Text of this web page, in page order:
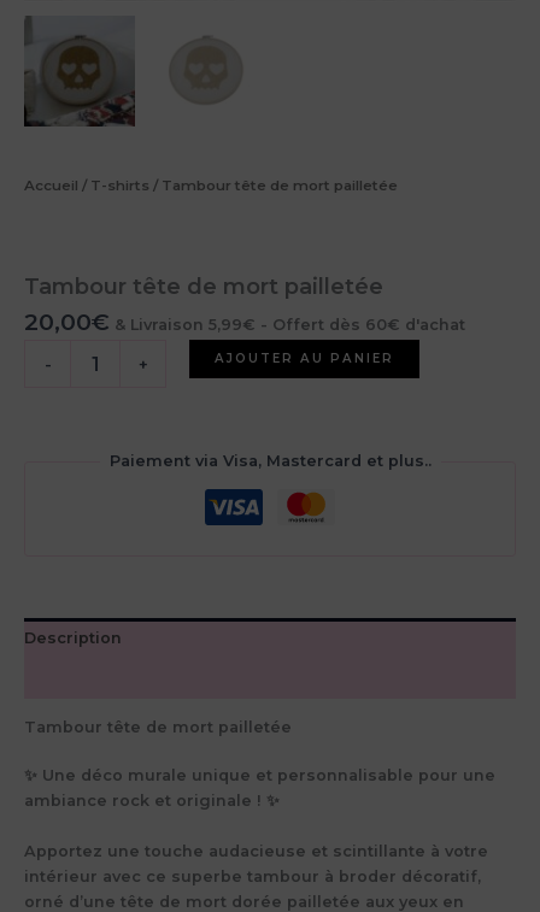
Accueil / T-shirts / Tambour tête de mort pailletée
Tambour tête de mort pailletée
20,00€ & Livraison 5,99€ - Offert dès 60€ d'achat
- + AJOUTER AU PANIER
Paiement via Visa, Mastercard et plus..
Description
Tambour tête de mort pailletée
✨ Une déco murale unique et personnalisable pour une
ambiance rock et originale ! ✨
Apportez une touche audacieuse et scintillante à votre
intérieur avec ce superbe tambour à broder décoratif,
orné d’une tête de mort dorée pailletée aux yeux en